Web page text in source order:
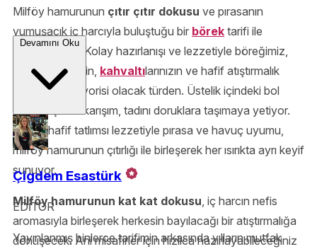
Milföy hamurunun çıtır çıtır dokusu ve pırasanın
yumuşacık iç harcıyla buluştuğu bir börek tarifi ile
karşınızdayız! Kolay hazırlanışı ve lezzetiyle böreğimiz,
çay saatlerinizin, kahvaltılarınızın ve hafif atıştırmalık
arayanların favorisi olacak türden. Üstelik içindeki bol
sebzeiçeren karışım, tadını doruklara taşımaya yetiyor.
Çünkü hafif tatlımsı lezzetiyle pırasa ve havuç uyumu,
milföy hamurunun çıtırlığı ile birleşerek her ısırıkta ayrı keyif
sunuyor.
Milföy hamurunun kat kat dokusu, iç harcın nefis
aromasıyla birleşerek herkesin bayılacağı bir atıştırmalığa
dönüşecek. Ani misafirler için hızlıca hazırlayabileceğiniz
Devamını Oku
Çigdem Esastürk
EDİTOR
Yayınlanmış binlerce tarifimin arkasında yılların mutfak